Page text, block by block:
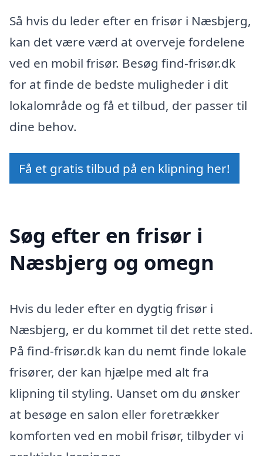
Så hvis du leder efter en frisør i Næsbjerg,
kan det være værd at overveje fordelene
ved en mobil frisør. Besøg find-frisør.dk
for at finde de bedste muligheder i dit
lokalområde og få et tilbud, der passer til
dine behov.
Få et gratis tilbud på en klipning her!
Søg efter en frisør i
Næsbjerg og omegn
Hvis du leder efter en dygtig frisør i
Næsbjerg, er du kommet til det rette sted.
På find-frisør.dk kan du nemt finde lokale
frisører, der kan hjælpe med alt fra
klipning til styling. Uanset om du ønsker
at besøge en salon eller foretrækker
komforten ved en mobil frisør, tilbyder vi